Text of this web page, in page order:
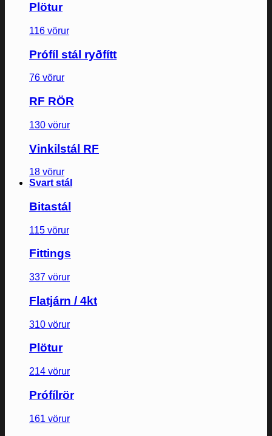
Plötur
116 vörur
Prófíl stál ryðfítt
76 vörur
RF RÖR
130 vörur
Vinkilstál RF
18 vörur
Svart stál
Bitastál
115 vörur
Fittings
337 vörur
Flatjárn / 4kt
310 vörur
Plötur
214 vörur
Prófílrör
161 vörur